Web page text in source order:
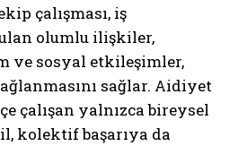
çalışması, iş
olumlu ilişkiler,
ve sosyal etkileşimler,
sağlar. Aidiyet
çalışan yalnızca bireysel
kolektif başarıya da